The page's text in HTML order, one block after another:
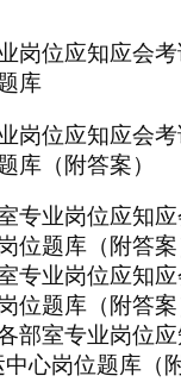
岗位应知应会
库
岗位应知应会
库（附答案）
专业岗位应知
位题库（附答案
专业岗位应知
位题库（附答
部室专业岗位
心岗位题库（